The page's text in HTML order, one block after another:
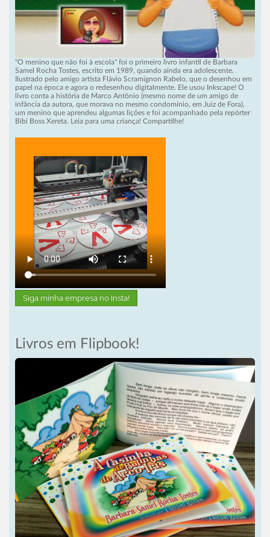
"O menino que não foi à escola" foi o primeiro livro infantil de Barbara
Samel Rocha Tostes, escrito em 1989, quando ainda era adolescente.
Ilustrado pelo amigo artista Flávio Scramignon Rabelo, que o desenhou em
papel na época e agora o redesenhou digitalmente. Ele usou Inkscape! O
livro conta a história de Marco Antônio (mesmo nome de um amigo de
infância da autora, que morava no mesmo condomínio, em Juiz de Fora),
um menino que aprendeu algumas lições e foi acompanhado pela repórter
Bibi Boss Xereta. Leia para uma criança! Compartilhe!
Siga minha empresa no Insta!
Livros em Flipbook!